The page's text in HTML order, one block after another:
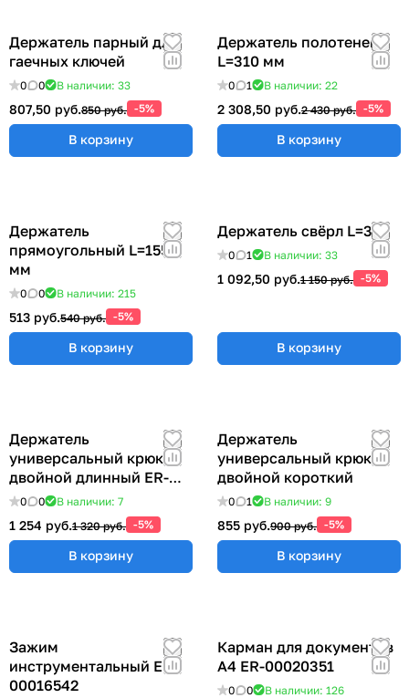
Держатель парный для
гаечных ключей
0 0 В наличии: 33
807,50 руб.850 руб. -5%
В корзину
Держатель полотенец
L=310 мм
0 1 В наличии: 22
2 308,50 руб.2 430 руб. -5%
В корзину
Держатель
прямоугольный L=155
мм
0 0 В наличии: 215
513 руб.540 руб. -5%
В корзину
Держатель свёрл L=315
0 1 В наличии: 33
1 092,50 руб.1 150 руб. -5%
В корзину
Держатель
универсальный крюк
двойной длинный ER-
00012769
0 0 В наличии: 7
1 254 руб.1 320 руб. -5%
В корзину
Держатель
универсальный крюк
двойной короткий
0 1 В наличии: 9
855 руб.900 руб. -5%
В корзину
Зажим
инструментальный ER-
00016542
Карман для документов
А4 ER-00020351
0 0 В наличии: 126